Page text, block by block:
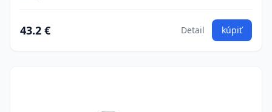
43.2 € Detail kúpiť